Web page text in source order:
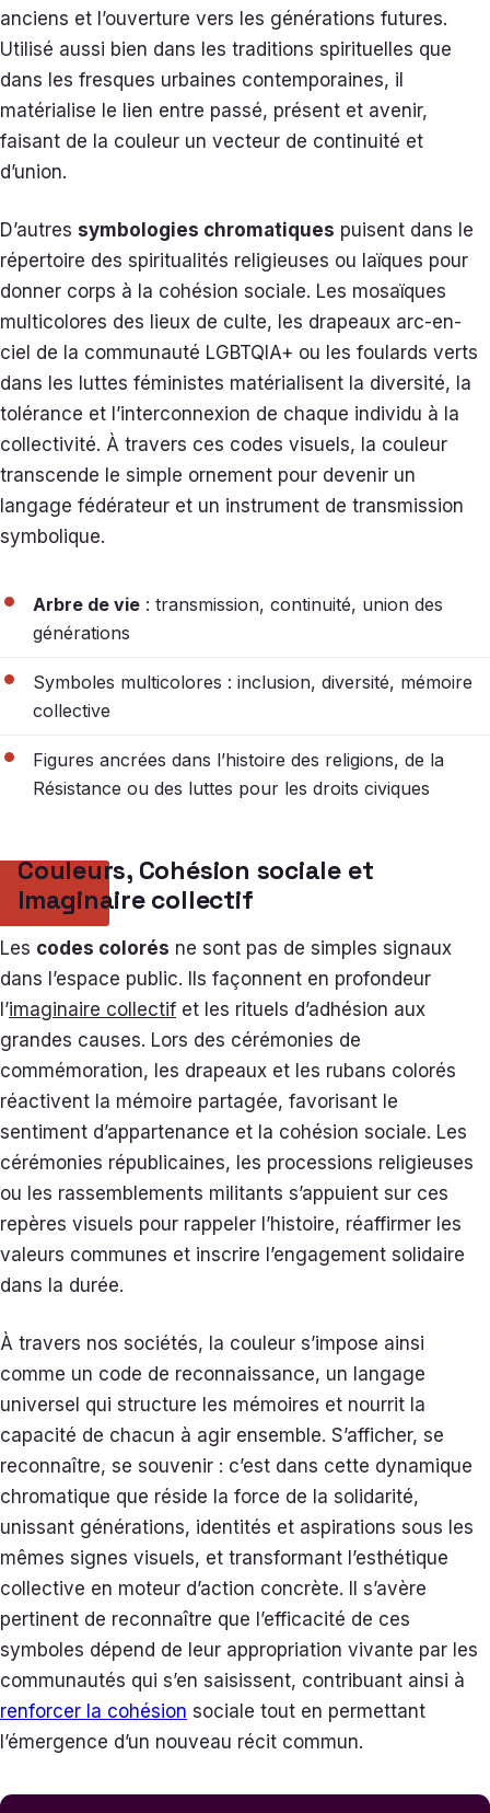
anciens et l’ouverture vers les générations futures.
Utilisé aussi bien dans les traditions spirituelles que
dans les fresques urbaines contemporaines, il
matérialise le lien entre passé, présent et avenir,
faisant de la couleur un vecteur de continuité et
d’union.
D’autres symbologies chromatiques puisent dans le
répertoire des spiritualités religieuses ou laïques pour
donner corps à la cohésion sociale. Les mosaïques
multicolores des lieux de culte, les drapeaux arc-en-
ciel de la communauté LGBTQIA+ ou les foulards verts
dans les luttes féministes matérialisent la diversité, la
tolérance et l’interconnexion de chaque individu à la
collectivité. À travers ces codes visuels, la couleur
transcende le simple ornement pour devenir un
langage fédérateur et un instrument de transmission
symbolique.
Arbre de vie : transmission, continuité, union des
générations
Symboles multicolores : inclusion, diversité, mémoire
collective
Figures ancrées dans l’histoire des religions, de la
Résistance ou des luttes pour les droits civiques
Couleurs, Cohésion sociale et
Imaginaire collectif
Les codes colorés ne sont pas de simples signaux
dans l’espace public. Ils façonnent en profondeur
l’imaginaire collectif et les rituels d’adhésion aux
grandes causes. Lors des cérémonies de
commémoration, les drapeaux et les rubans colorés
réactivent la mémoire partagée, favorisant le
sentiment d’appartenance et la cohésion sociale. Les
cérémonies républicaines, les processions religieuses
ou les rassemblements militants s’appuient sur ces
repères visuels pour rappeler l’histoire, réaffirmer les
valeurs communes et inscrire l’engagement solidaire
dans la durée.
À travers nos sociétés, la couleur s’impose ainsi
comme un code de reconnaissance, un langage
universel qui structure les mémoires et nourrit la
capacité de chacun à agir ensemble. S’afficher, se
reconnaître, se souvenir : c’est dans cette dynamique
chromatique que réside la force de la solidarité,
unissant générations, identités et aspirations sous les
mêmes signes visuels, et transformant l’esthétique
collective en moteur d’action concrète. Il s’avère
pertinent de reconnaître que l’efficacité de ces
symboles dépend de leur appropriation vivante par les
communautés qui s’en saisissent, contribuant ainsi à
renforcer la cohésion sociale tout en permettant
l’émergence d’un nouveau récit commun.